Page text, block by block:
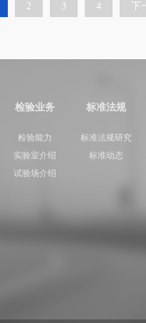
2 3 4 下
检验业务
检验能力
实验室介绍
试验场介绍
标准法规
标准法规研究
标准动态